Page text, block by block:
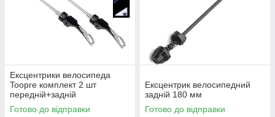
Ексцентрики велосипеда
Toopre комплект 2 шт
передній+задній
14,5см/18,5см
Готово до відправки
Ексцентрик велосипедний
задній 180 мм
Готово до відправки